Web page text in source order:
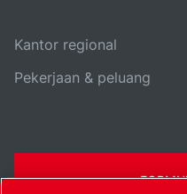
Kantor regional
Pekerjaan & peluang